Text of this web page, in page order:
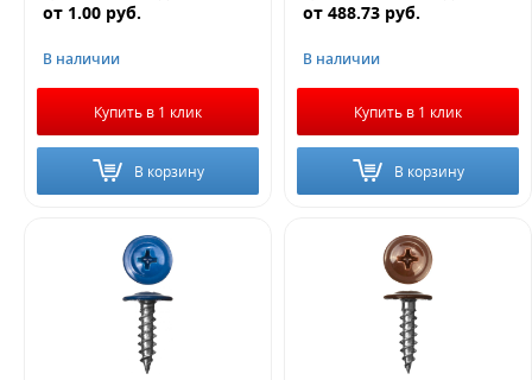
от 1.00 руб.
В наличии
Купить в 1 клик
В корзину
от 488.73 руб.
В наличии
Купить в 1 клик
В корзину